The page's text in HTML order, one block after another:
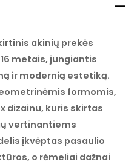
akinių prekės
metais, jungiantis
ir modernią estetiką.
formomis,
dizainu, kuris skirtas
vertinantiems
įkvėptas pasaulio
o rėmeliai dažnai